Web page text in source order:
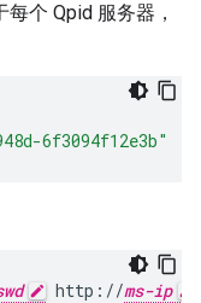
个 Qpid 服务器，
6f3094f12e3b"
http://ms-ip